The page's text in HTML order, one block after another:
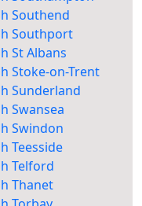
Southend
Southport
St Albans
Stoke-on-Trent
Sunderland
Swansea
Swindon
Teesside
Telford
Thanet